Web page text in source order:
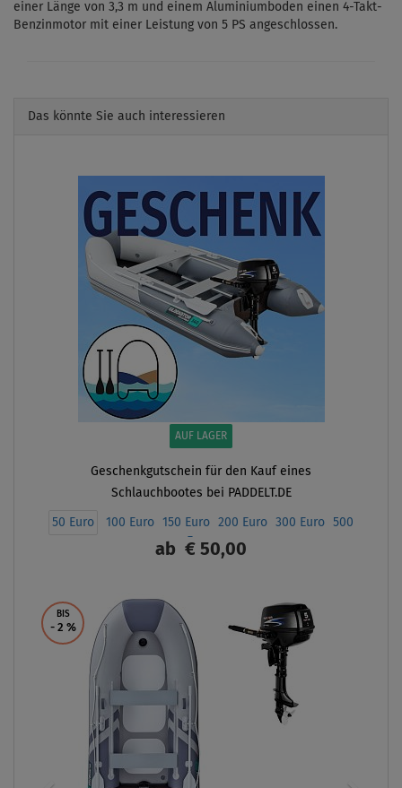
einer Länge von 3,3 m und einem Aluminiumboden einen 4-Takt-
Benzinmotor mit einer Leistung von 5 PS angeschlossen.
Das könnte Sie auch interessieren
AUF LAGER
Geschenkgutschein für den Kauf eines
Schlauchbootes bei PADDELT.DE
50 Euro 100 Euro 150 Euro 200 Euro 300 Euro
500
Euro
ab € 50,00
BIS
- 2 %
Previous